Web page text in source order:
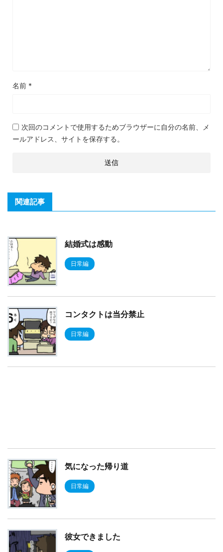
名前 *
次回のコメントで使用するためブラウザーに自分の名前、メ
ールアドレス、サイトを保存する。
関連記事
結婚式は感動
日常編
コンタクトは当分禁止
日常編
気になった帰り道
日常編
彼女できました